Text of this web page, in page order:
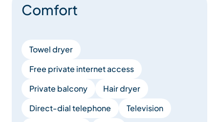
Comfort
Towel dryer
Free private internet access
Private balcony
Hair dryer
Direct-dial telephone
Television